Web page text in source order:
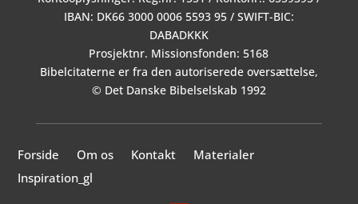
IBAN: DK66 3000 0006 5593 95 / SWIFT-BIC:
DABADKKK
Prosjektnr. Missionsfonden: 5168
Bibelcitaterne er fra den autoriserede oversættelse,
© Det Danske Bibelselskab 1992
Forside Om os Kontakt
Materialer
Inspiration_gl